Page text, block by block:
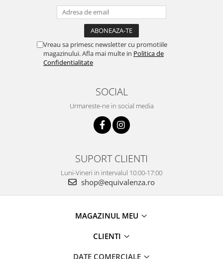
Vreau sa primesc newsletter cu promotiile
magazinului. Afla mai multe in Politica de
Confidentialitate
SOCIAL
Urmareste-ne in social media
SUPORT CLIENTI
Luni-Vineri in intervalul 10:00-17:00
shop@equivalenza.ro
MAGAZINUL MEU
CLIENTI
DATE COMERCIALE